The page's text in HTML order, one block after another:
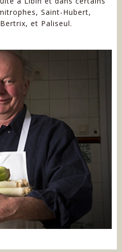
Saint-Hubert,
et Paliseul.